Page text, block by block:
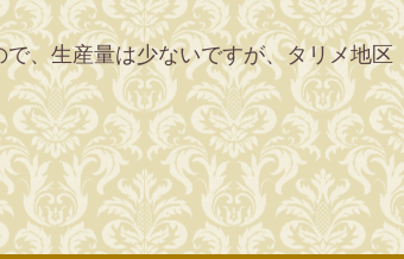
、生産量は少ないですが、タリメ地区